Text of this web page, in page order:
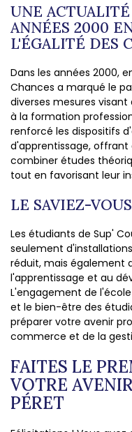
UNE
ANNÉES 2000
L'ÉGALITÉ DES
Dans les années 2000,
Chances a marqué le
diverses mesures
à la formation
renforcé les dispositifs
d'apprentissage, offrant
combiner études
tout en favorisant leur
LE SAVIEZ-
Les étudiants de Sup'
seulement
réduit, mais également
l'apprentissage et au
L'engagement de
et le bien-être des
préparer votre avenir
commerce et de la
FAITES LE
VOTRE
PÉRET